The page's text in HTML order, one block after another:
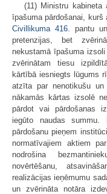
(11) Ministru kabineta
īpašuma pārdošanai,
Civillikuma 416.
pantu
pretenzijas, bet
nekustamā īpašuma
zvērinātam tiesu
kārtībā iesniegts lūgums
atzīta par nenotikušu
nākamās kārtas izsolē
pārdot vai pārdošanas
iegūto naudas summu.
pārdošanu pieņem
normatīvajiem aktiem
nodrošina
novērtēšanu,
realizācijas ieņēmumu
un zvērināta notāra